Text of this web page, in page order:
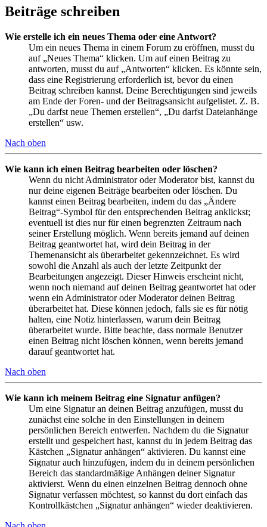
Beiträge schreiben
Wie erstelle ich ein neues Thema oder eine Antwort?
Um ein neues Thema in einem Forum zu eröffnen, musst du
auf „Neues Thema“ klicken. Um auf einen Beitrag zu
antworten, musst du auf „Antworten“ klicken. Es könnte sein,
dass eine Registrierung erforderlich ist, bevor du einen
Beitrag schreiben kannst. Deine Berechtigungen sind jeweils
am Ende der Foren- und der Beitragsansicht aufgelistet. Z. B.
„Du darfst neue Themen erstellen“, „Du darfst Dateianhänge
erstellen“ usw.
Nach oben
Wie kann ich einen Beitrag bearbeiten oder löschen?
Wenn du nicht Administrator oder Moderator bist, kannst du
nur deine eigenen Beiträge bearbeiten oder löschen. Du
kannst einen Beitrag bearbeiten, indem du das „Ändere
Beitrag“-Symbol für den entsprechenden Beitrag anklickst;
eventuell ist dies nur für einen begrenzten Zeitraum nach
seiner Erstellung möglich. Wenn bereits jemand auf deinen
Beitrag geantwortet hat, wird dein Beitrag in der
Themenansicht als überarbeitet gekennzeichnet. Es wird
sowohl die Anzahl als auch der letzte Zeitpunkt der
Bearbeitungen angezeigt. Dieser Hinweis erscheint nicht,
wenn noch niemand auf deinen Beitrag geantwortet hat oder
wenn ein Administrator oder Moderator deinen Beitrag
überarbeitet hat. Diese können jedoch, falls sie es für nötig
halten, eine Notiz hinterlassen, warum dein Beitrag
überarbeitet wurde. Bitte beachte, dass normale Benutzer
einen Beitrag nicht löschen können, wenn bereits jemand
darauf geantwortet hat.
Nach oben
Wie kann ich meinem Beitrag eine Signatur anfügen?
Um eine Signatur an deinen Beitrag anzufügen, musst du
zunächst eine solche in den Einstellungen in deinem
persönlichen Bereich entwerfen. Nachdem du die Signatur
erstellt und gespeichert hast, kannst du in jedem Beitrag das
Kästchen „Signatur anhängen“ aktivieren. Du kannst eine
Signatur auch hinzufügen, indem du in deinem persönlichen
Bereich das standardmäßige Anhängen deiner Signatur
aktivierst. Wenn du einen einzelnen Beitrag dennoch ohne
Signatur verfassen möchtest, so kannst du dort einfach das
Kontrollkästchen „Signatur anhängen“ wieder deaktivieren.